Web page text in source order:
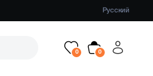
Русский